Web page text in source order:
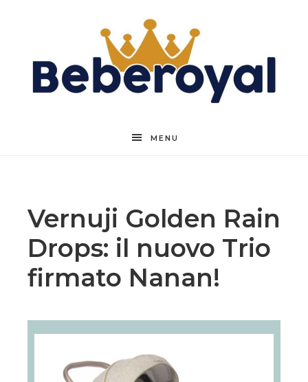
Beberoyal
MENU
Vernuji Golden Rain
Drops: il nuovo Trio
firmato Nanan!